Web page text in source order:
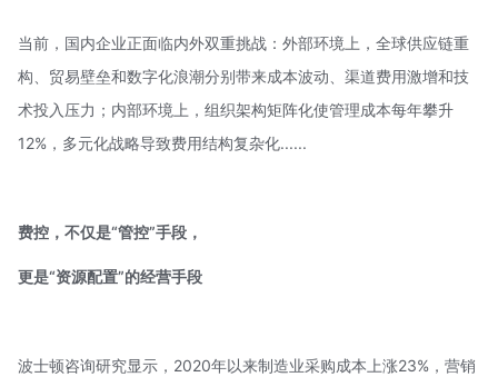
当前，国内企业正面临内外双重挑战：外部环境上，全球供应链重
构、贸易壁垒和数字化浪潮分别带来成本波动、渠道费用激增和技
术投入压力；内部环境上，组织架构矩阵化使管理成本每年攀升
12%，多元化战略导致费用结构复杂化......
费控，不仅是“管控”手段，
更是“资源配置”的经营手段
波士顿咨询研究显示，2020年以来制造业采购成本上涨23%，营销